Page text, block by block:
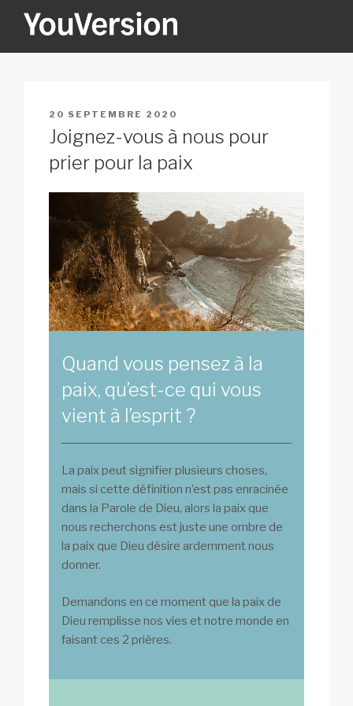
YOUVERSION
PUBLIÉ
LE
20 SEPTEMBRE 2020
Joignez-vous à nous pour
prier pour la paix
Quand vous pensez à la
paix, qu’est-ce qui vous
vient à l’esprit ?
La paix peut signifier plusieurs choses,
mais si cette définition n’est pas enracinée
dans la Parole de Dieu, alors la paix que
nous recherchons est juste une ombre de
la paix que Dieu désire ardemment nous
donner.
Demandons en ce moment que la paix de
Dieu remplisse nos vies et notre monde en
faisant ces 2 prières.